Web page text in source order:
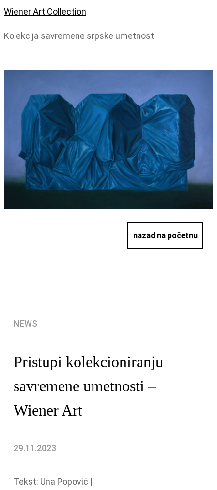
Wiener Art Collection
Kolekcija savremene srpske umetnosti
nazad na početnu
NEWS
Pristupi kolekcioniranju
savremene umetnosti –
Wiener Art
29.11.2023
Tekst: Una Popović |